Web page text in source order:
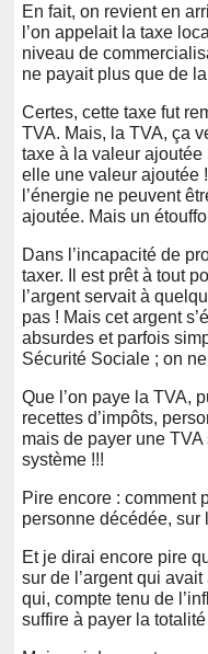
En fait, on revient en
l’on appelait la taxe
niveau de
ne payait plus que de
Certes, cette taxe fut
TVA. Mais, la TVA, ça
taxe à la valeur
elle une valeur ajoutée
l’énergie ne peuvent
ajoutée. Mais un
Dans l’incapacité de
taxer. Il est prêt à tout
l’argent servait à
pas ! Mais cet argent
absurdes et parfois
Sécurité Sociale ; on
Que l’on paye la TVA,
recettes d’impôts,
mais de payer une TVA
système !!!
Pire encore : comment
personne décédée, sur
Et je dirai encore pire
sur de l’argent qui
qui, compte tenu de
suffire à payer la